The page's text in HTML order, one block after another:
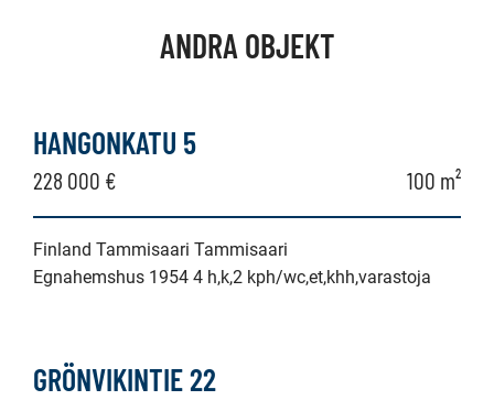
ANDRA OBJEKT
HANGONKATU 5
228 000 € 100 m²
Finland Tammisaari Tammisaari
Egnahemshus 1954 4 h,k,2 kph/wc,et,khh,varastoja
GRÖNVIKINTIE 22